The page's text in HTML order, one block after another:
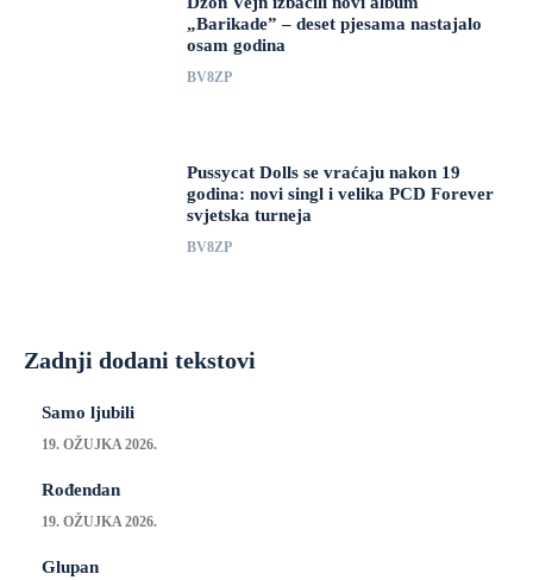
„Barikade” – deset pjesama nastajalo
osam godina
BV8ZP
Pussycat Dolls se vraćaju nakon 19
godina: novi singl i velika PCD Forever
svjetska turneja
BV8ZP
Zadnji dodani tekstovi
Samo ljubili
19. OŽUJKA 2026.
Rođendan
19. OŽUJKA 2026.
Glupan